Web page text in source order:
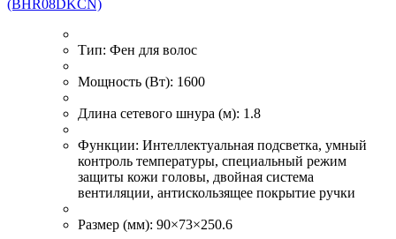
(BHR08DKCN)
Тип: Фен для волос
Мощность (Вт): 1600
Длина сетевого шнура (м): 1.8
Функции: Интеллектуальная подсветка, умный
контроль температуры, специальный режим
защиты кожи головы, двойная система
вентиляции, антискользящее покрытие ручки
Размер (мм): 90×73×250.6